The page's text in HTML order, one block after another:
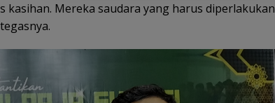
kasihan. Mereka saudara yang harus diperlakukan